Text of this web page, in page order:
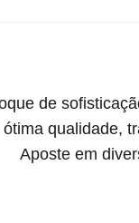
de
ótima qualidade,
Aposte em